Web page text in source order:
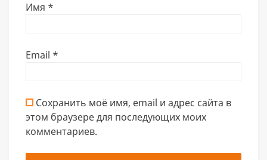
Имя *
Email *
Сохранить моё имя, email и адрес сайта в
этом браузере для последующих моих
комментариев.